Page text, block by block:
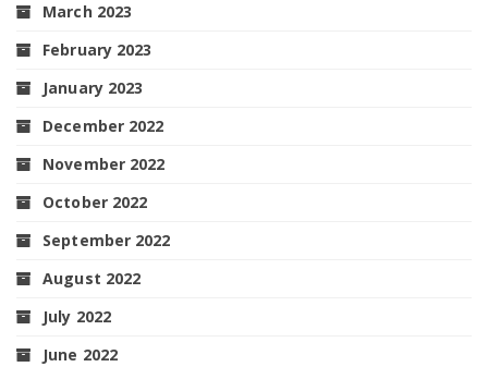
March 2023
February 2023
January 2023
December 2022
November 2022
October 2022
September 2022
August 2022
July 2022
June 2022